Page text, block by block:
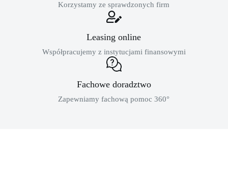
Korzystamy ze sprawdzonych firm
Leasing online
Współpracujemy z instytucjami finansowymi
Fachowe doradztwo
Zapewniamy fachową pomoc 360°